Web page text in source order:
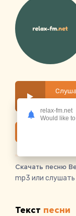
Скачать песню
mp3 или
Текст песни
relax-fm.net
Would like